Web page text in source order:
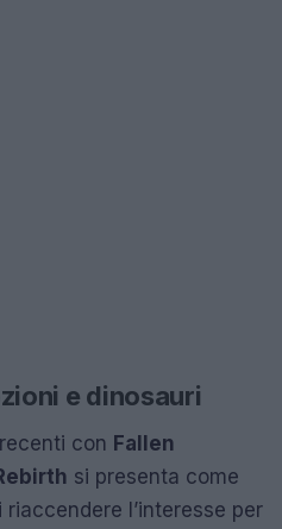
e dinosauri
con Fallen
si presenta come
l’interesse per